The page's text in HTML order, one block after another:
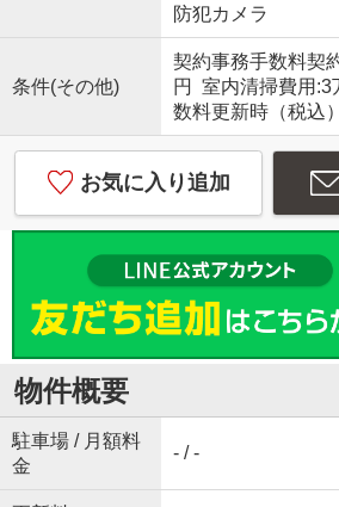
防犯カメラ
条件(その他)
契約事務手数料契
円 室内清掃費用
数料更新時（税込
お気に入り追加
物件概要
駐車場 / 月額料
金
- / -